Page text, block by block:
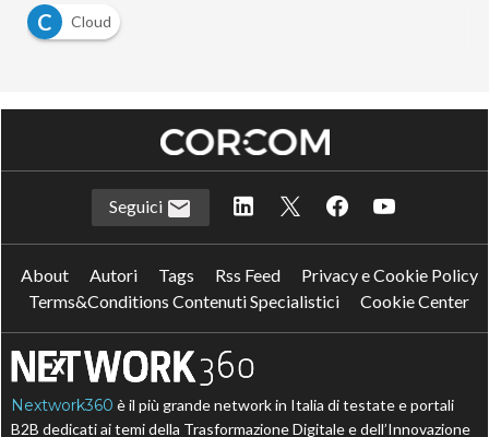
C
Cloud
Seguici
About Autori Tags Rss Feed
Privacy e Cookie Policy
Terms&Conditions Contenuti Specialistici
Cookie Center
Nextwork360 è il più grande network in Italia di testate e portali
B2B dedicati ai temi della Trasformazione Digitale e dell’Innovazione